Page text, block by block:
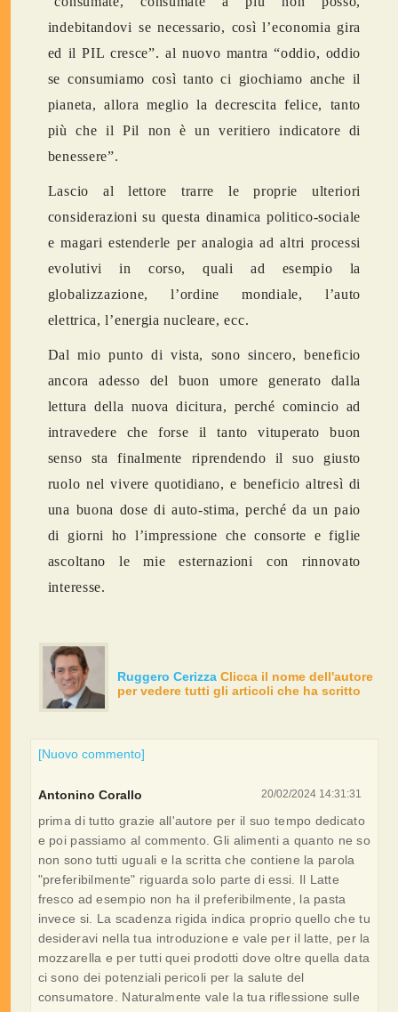
indebitandovi se necessario, così l’economia gira
ed il PIL cresce”. al nuovo mantra “oddio, oddio
se consumiamo così tanto ci giochiamo anche il
pianeta, allora meglio la decrescita felice, tanto
più che il Pil non è un veritiero indicatore di
benessere”.
Lascio al lettore trarre le proprie ulteriori
considerazioni su questa dinamica politico-sociale
e magari estenderle per analogia ad altri processi
evolutivi in corso, quali ad esempio la
globalizzazione, l’ordine mondiale, l’auto
elettrica, l’energia nucleare, ecc.
Dal mio punto di vista, sono sincero, beneficio
ancora adesso del buon umore generato dalla
lettura della nuova dicitura, perché comincio ad
intravedere che forse il tanto vituperato buon
senso sta finalmente riprendendo il suo giusto
ruolo nel vivere quotidiano, e beneficio altresì di
una buona dose di auto-stima, perché da un paio
di giorni ho l’impressione che consorte e figlie
ascoltano le mie esternazioni con rinnovato
interesse.
Ruggero Cerizza Clicca il nome dell'autore
per vedere tutti gli articoli che ha scritto
[Nuovo commento]
20/02/2024 14:31:31
Antonino Corallo
prima di tutto grazie all'autore per il suo tempo dedicato
e poi passiamo al commento. Gli alimenti a quanto ne so
non sono tutti uguali e la scritta che contiene la parola
"preferibilmente" riguarda solo parte di essi. Il Latte
fresco ad esempio non ha il preferibilmente, la pasta
invece si. La scadenza rigida indica proprio quello che tu
desideravi nella tua introduzione e vale per il latte, per la
mozzarella e per tutti quei prodotti dove oltre quella data
ci sono dei potenziali pericoli per la salute del
consumatore. Naturalmente vale la tua riflessione sulle